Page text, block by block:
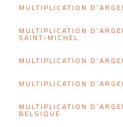
MULTIPLICATION
MULTIPLICATION
SAINT-MICHEL
MULTIPLICATION
MULTIPLICATION
MULTIPLICATION
BELGIQUE